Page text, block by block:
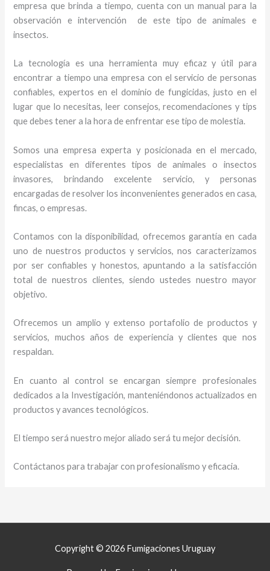
empresa que brinda a tiempo, cuenta con un manual para la
observación e intervención de este tipo de animales e
insectos.
La tecnología es una herramienta muy eficaz y útil para
encontrar a tiempo una empresa con el servicio de personas
confiables, expertos en el dominio de fungicidas, justo en el
lugar que lo necesitas, leer consejos, recomendaciones y tips
que debes tener a la hora de enfrentar ese tipo de molestia.
Somos una empresa experta y posicionada en el mercado,
especialistas en diferentes tipos de animales o insectos
invasores, brindando excelente servicio, y personas
encargadas de resolver los inconvenientes generados en casa,
fincas, o empresas.
Contamos con la disponibilidad, ofrecemos garantía en cada
uno de nuestros productos y servicios, nos caracterizamos
por ser confiables y honestos, apuntando a la satisfacción
total de nuestros clientes, siendo ustedes nuestro mayor
objetivo.
Ofrecemos un amplio y extenso portafolio de productos y
servicios, muchos años de experiencia y clientes que nos
respaldan.
En cuanto al control se encargan siempre profesionales
dedicados a la Investigación, manteniéndonos actualizados en
productos y avances tecnológicos.
El tiempo será nuestro mejor aliado será tu mejor decisión.
Contáctanos para trabajar con profesionalismo y eficacia.
Copyright © 2026 Fumigaciones Uruguay